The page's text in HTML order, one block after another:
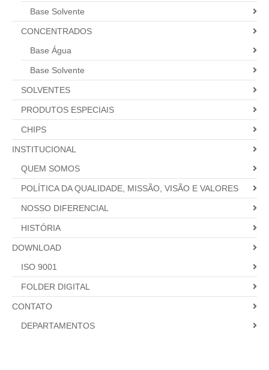
Base Solvente
CONCENTRADOS
Base Água
Base Solvente
SOLVENTES
PRODUTOS ESPECIAIS
CHIPS
INSTITUCIONAL
QUEM SOMOS
POLÍTICA DA QUALIDADE, MISSÃO, VISÃO E VALORES
NOSSO DIFERENCIAL
HISTÓRIA
DOWNLOAD
ISO 9001
FOLDER DIGITAL
CONTATO
DEPARTAMENTOS